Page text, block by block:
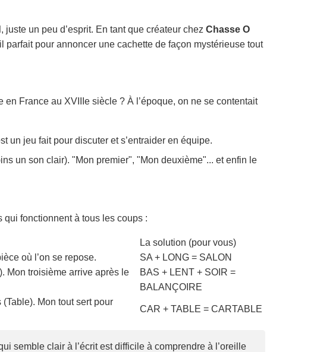
un peu d’esprit. En tant que créateur chez Chasse O
parfait pour annoncer une cachette de façon mystérieuse tout
France au XVIIIe siècle ? À l’époque, on ne se contentait
un jeu fait pour discuter et s’entraider en équipe.
un son clair). "Mon premier", "Mon deuxième"... et enfin le
fonctionnent à tous les coups :
La solution (pour vous)
où l’on se repose.
SA + LONG = SALON
Mon troisième arrive après le
BAS + LENT + SOIR =
BALANÇOIRE
Mon tout sert pour
CAR + TABLE = CARTABLE
semble clair à l’écrit est difficile à comprendre à l’oreille